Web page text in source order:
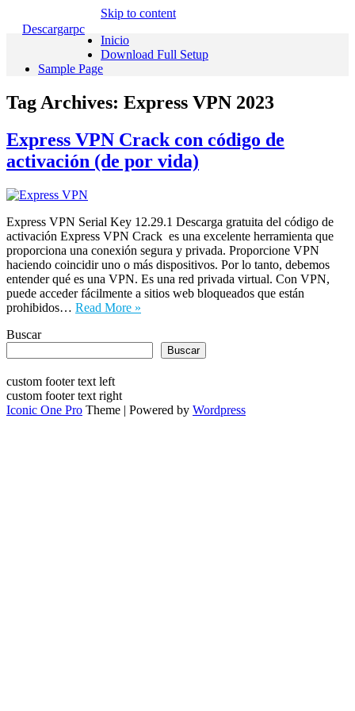
Descargarpc
Skip to content
Inicio
Download Full Setup
Sample Page
Tag Archives: Express VPN 2023
Express VPN Crack con código de
activación (de por vida)
Express VPN Serial Key 12.29.1 Descarga gratuita del código de
activación Express VPN Crack es una excelente herramienta que
proporciona una conexión segura y privada. Proporcione VPN
haciendo coincidir uno o más dispositivos. Por lo tanto, debemos
entender qué es una VPN. Es una red privada virtual. Con VPN,
puede acceder fácilmente a sitios web bloqueados que están
prohibidos… Read More »
Buscar
Buscar
custom footer text left
custom footer text right
Iconic One Pro Theme | Powered by Wordpress